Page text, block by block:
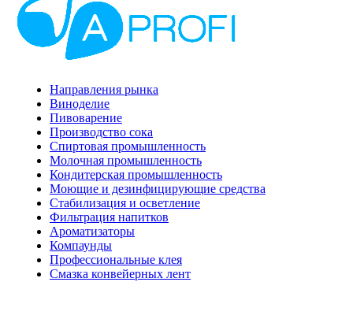
Направления рынка
Виноделие
Пивоварение
Производство сока
Спиртовая промышленность
Молочная промышленность
Кондитерская промышленность
Моющие и дезинфицирующие средства
Стабилизация и осветление
Фильтрация напитков
Ароматизаторы
Компаунды
Профессиональные клея
Смазка конвейерных лент